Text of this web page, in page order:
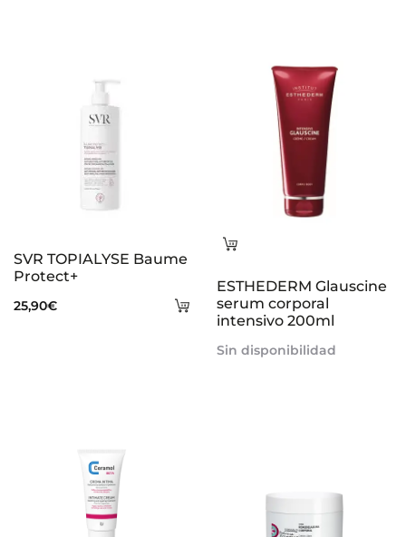
Añadir
carrito
SVR TOPIALYSE Baume
Protect+
25,90€
Leer
ESTHEDERM Glauscine
serum corporal
intensivo 200ml
Sin disponibilidad